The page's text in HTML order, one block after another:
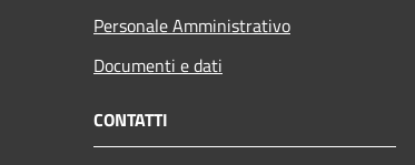
Personale Amministrativo
Documenti e dati
CONTATTI